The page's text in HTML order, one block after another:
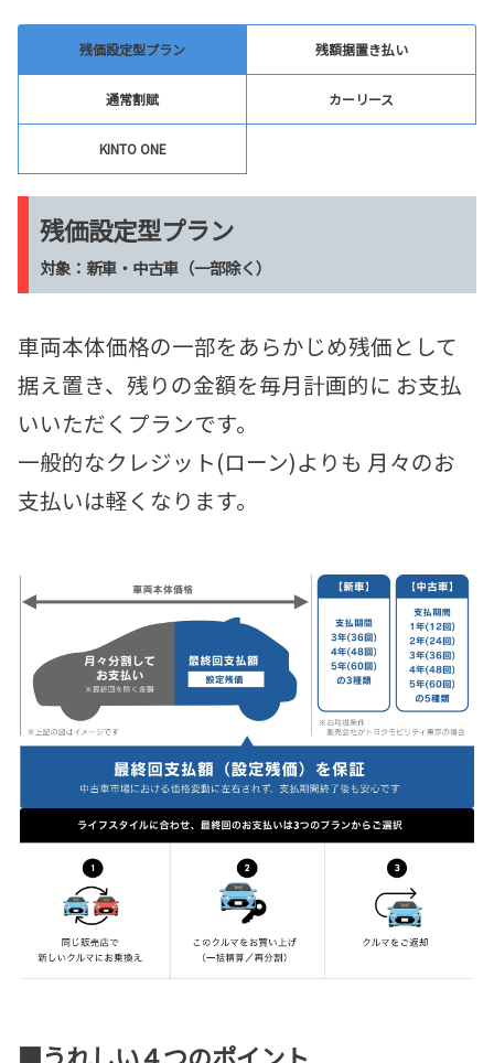
残価設定型プラン 残額据置き払い
通常割賦 カーリース
KINTO ONE
残価設定型プラン
対象：新車・中古車（一部除く）
車両本体価格の一部をあらかじめ残価として
据え置き、残りの金額を毎月計画的に お支払
いいただくプランです。
一般的なクレジット(ローン)よりも 月々のお
支払いは軽くなります。